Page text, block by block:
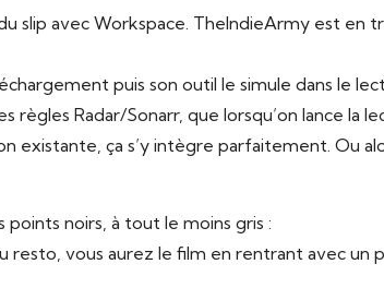
slip avec Workspace. TheIndieArmy est en
puis son outil le simule dans le
Radar/Sonarr, que lorsqu’on lance la
existante, ça s’y intègre parfaitement. Ou
noirs, à tout le moins gris :
resto, vous aurez le film en rentrant avec un